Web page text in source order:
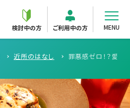
検討中の方 ご利用中の方 MENU
近所のはなし 罪悪感ゼロ！？愛知